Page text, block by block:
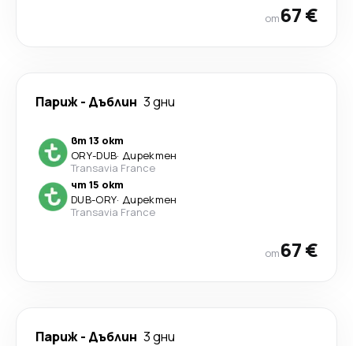
от67 €
Париж- Дъблин 3 дни
вт 13 окт
ORY-DUB· Директен
Transavia France
чт 15 окт
DUB-ORY· Директен
Transavia France
от67 €
Париж- Дъблин 3 дни